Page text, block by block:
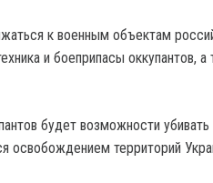
к военным объектам
и боеприпасы оккупантов, а
будет возможности убивать
освобождением территорий